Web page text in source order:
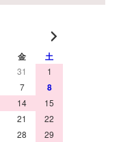
金 土
31
1
7 8
14
15
21
22
28
29